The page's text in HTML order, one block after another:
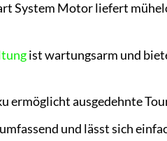
System Motor liefert
ist wartungsarm und
ermöglicht ausgedehnte
und lässt sich